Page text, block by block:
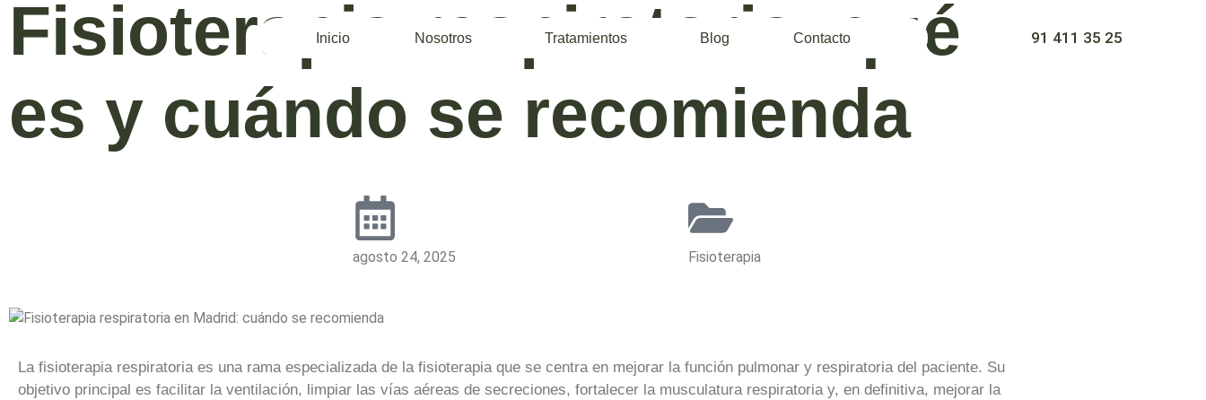
Inicio Nosotros Tratamientos Blog Contacto 91 411 35 25
Fisioterapia respiratoria: qué
es y cuándo se recomienda
agosto 24, 2025 Fisioterapia
La fisioterapia respiratoria es una rama especializada de la fisioterapia que se centra en mejorar la función pulmonar y respiratoria del paciente. Su
objetivo principal es facilitar la ventilación, limpiar las vías aéreas de secreciones, fortalecer la musculatura respiratoria y, en definitiva, mejorar la